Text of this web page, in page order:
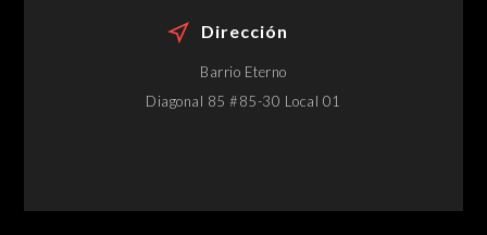
Dirección
Barrio Eterno
Diagonal 85 #85-30 Local 01